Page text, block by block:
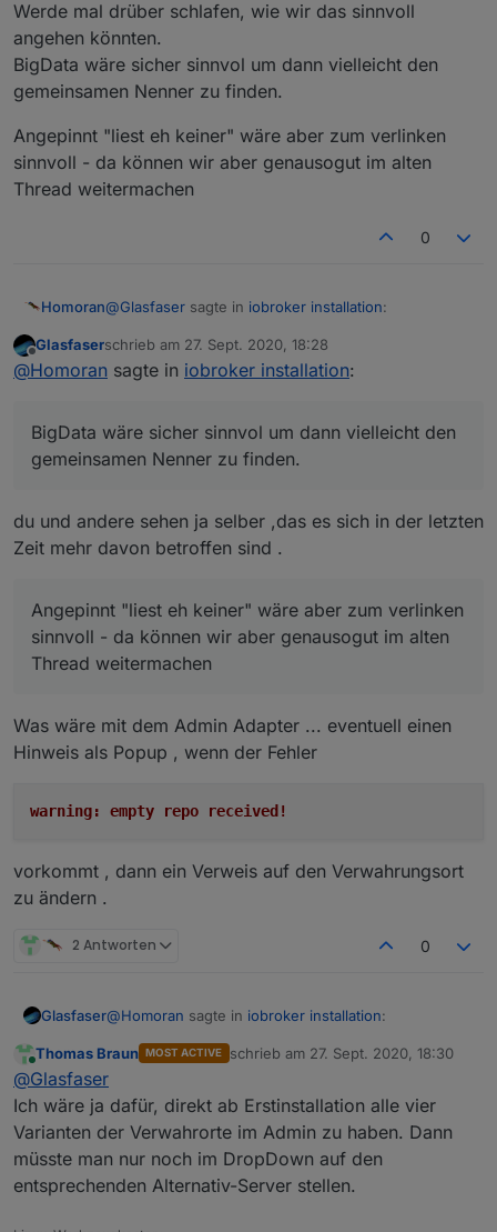
welches System .../ Docker .....
usw.
Werde mal drüber schlafen, wie wir das sinnvoll
angehen könnten.
BigData wäre sicher sinnvol um dann vielleicht den
gemeinsamen Nenner zu finden.
Angepinnt "liest eh keiner" wäre aber zum verlinken
sinnvoll - da können wir aber genausogut im alten
Thread weitermachen
0
Homoran@Glasfaser sagte in iobroker installation:
hier habe wir es schonmal versucht
Werde mal drüber schlafen, wie wir das sinnvoll
angehen könnten.
gemeinsamen Nenner zu finden.
sinnvoll - da können wir aber genausogut im alten
Thread weitermachen
Offline
Glasfaserschrieb am 27. Sept. 2020, 18:28
zuletzt editiert von
@Homoran sagte in iobroker installation:
BigData wäre sicher sinnvol um dann vielleicht den
gemeinsamen Nenner zu finden.
du und andere sehen ja selber ,das es sich in der letzten
Zeit mehr davon betroffen sind .
Angepinnt "liest eh keiner" wäre aber zum verlinken
sinnvoll - da können wir aber genausogut im alten
Thread weitermachen
Was wäre mit dem Admin Adapter ... eventuell einen
Hinweis als Popup , wenn der Fehler
warning: empty repo received!
vorkommt , dann ein Verweis auf den Verwahrungsort
zu ändern .
2 Antworten 0
Glasfaser@Homoran sagte in iobroker installation:
den gemeinsamen Nenner zu finden.
du und andere sehen ja selber ,das es sich in der
letzten Zeit mehr davon betroffen sind .
Angepinnt "liest eh keiner" wäre aber zum
verlinken sinnvoll - da können wir aber
Online
Thomas Braun MOST ACTIVE schrieb am 27. Sept. 2020, 18:30
zuletzt editiert von
@Glasfaser
Ich wäre ja dafür, direkt ab Erstinstallation alle vier
Varianten der Verwahrorte im Admin zu haben. Dann
müsste man nur noch im DropDown auf den
entsprechenden Alternativ-Server stellen.